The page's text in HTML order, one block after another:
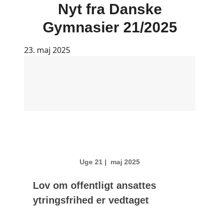
Nyt fra Danske
Gymnasier 21/2025
23. maj 2025
Uge 21 | maj 2025
Lov om offentligt ansattes
ytringsfrihed er vedtaget